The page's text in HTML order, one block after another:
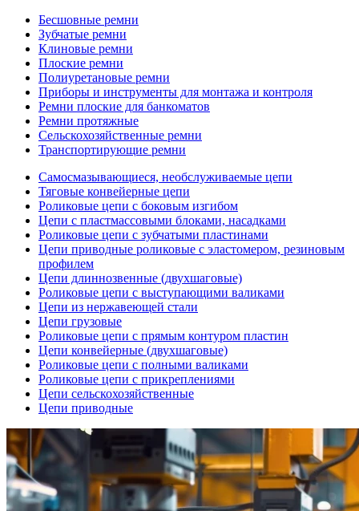
Бесшовные ремни
Зубчатые ремни
Клиновые ремни
Плоские ремни
Полиуретановые ремни
Приборы и инструменты для монтажа и контроля
Ремни плоские для банкоматов
Ремни протяжные
Сельскохозяйственные ремни
Транспортирующие ремни
Самосмазывающиеся, необслуживаемые цепи
Тяговые конвейерные цепи
Роликовые цепи с боковым изгибом
Цепи с пластмассовыми блоками, насадками
Роликовые цепи с зубчатыми пластинами
Цепи приводные роликовые с эластомером, резиновым
профилем
Цепи длиннозвенные (двухшаговые)
Роликовые цепи с выступающими валиками
Цепи из нержавеющей стали
Цепи грузовые
Роликовые цепи с прямым контуром пластин
Цепи конвейерные (двухшаговые)
Роликовые цепи с полными валиками
Роликовые цепи с прикреплениями
Цепи сельскохозяйственные
Цепи приводные